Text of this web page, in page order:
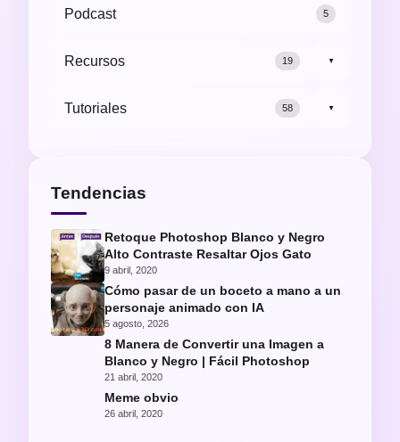
Podcast 5
Recursos 19 ▼
Tutoriales 58 ▼
Tendencias
Retoque Photoshop Blanco y Negro
Alto Contraste Resaltar Ojos Gato
9 abril, 2020
Cómo pasar de un boceto a mano a un
personaje animado con IA
5 agosto, 2026
8 Manera de Convertir una Imagen a
Blanco y Negro | Fácil Photoshop
21 abril, 2020
Meme obvio
26 abril, 2020